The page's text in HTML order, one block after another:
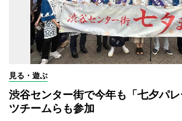
見る・遊ぶ
渋谷センター街で今年も「七夕パ
ツチームらも参加